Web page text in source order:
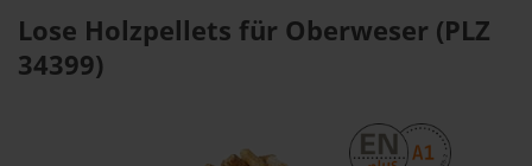
Lose Holzpellets für Oberweser (PLZ
34399)